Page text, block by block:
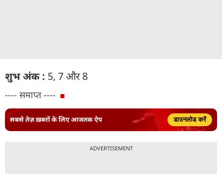
शुभ अंक : 5, 7 और 8
---- समाप्त ----
सबसे तेज़ ख़बरों के लिए आजतक ऐप डाउनलोड करें
ADVERTISEMENT